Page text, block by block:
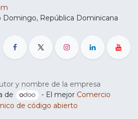
Domingo, República Dominicana
y nombre de la empresa
de
- El mejor Comercio
de código abierto